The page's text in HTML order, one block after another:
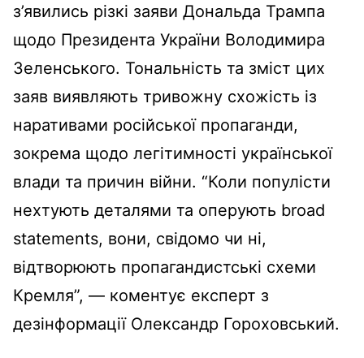
з’явились різкі заяви Дональда Трампа
щодо Президента України Володимира
Зеленського. Тональність та зміст цих
заяв виявляють тривожну схожість із
наративами російської пропаганди,
зокрема щодо легітимності української
влади та причин війни. “Коли популісти
нехтують деталями та оперують broad
statements, вони, свідомо чи ні,
відтворюють пропагандистські схеми
Кремля”, — коментує експерт з
дезінформації Олександр Гороховський.